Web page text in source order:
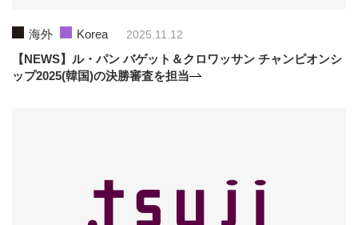
海外 Korea 2025.11.12
【NEWS】ル・パン バゲット＆クロワッサン チャンピオンシ
ップ2025(韓国)の決勝審査を担当